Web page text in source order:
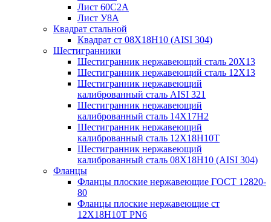
Лист 60С2А
Лист У8А
Квадрат стальной
Квадрат ст 08Х18Н10 (AISI 304)
Шестигранники
Шестигранник нержавеющий сталь 20Х13
Шестигранник нержавеющий сталь 12Х13
Шестигранник нержавеющий
калиброванный сталь AISI 321
Шестигранник нержавеющий
калиброванный сталь 14Х17Н2
Шестигранник нержавеющий
калиброванный сталь 12Х18Н10Т
Шестигранник нержавеющий
калиброванный сталь 08Х18Н10 (AISI 304)
Фланцы
Фланцы плоские нержавеющие ГОСТ 12820-
80
Фланцы плоские нержавеющие ст
12Х18Н10Т PN6